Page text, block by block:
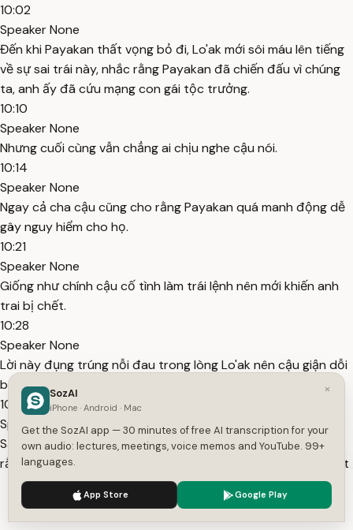
10:02
Speaker None
Đến khi Payakan thất vọng bỏ đi, Lo'ak mới sôi máu lên tiếng
về sự sai trái này, nhắc rằng Payakan đã chiến đấu vì chúng
ta, anh ấy đã cứu mạng con gái tộc trưởng.
10:10
Speaker None
Nhưng cuối cùng vẫn chẳng ai chịu nghe cậu nói.
10:14
Speaker None
Ngay cả cha cậu cũng cho rằng Payakan quá manh động dễ
gây nguy hiểm cho họ.
10:21
Speaker None
Giống như chính cậu cố tình làm trái lệnh nên mới khiến anh
trai bị chết.
10:28
Speaker None
Lời này đụng trúng nỗi đau trong lòng Lo'ak nên cậu giận dỗi
bỏ đi.
10:32
Speaker None
Sau đó vợ chồng Jake lại cãi nhau vì chuyện này, Neytiri cho
rằng anh quá khắc nghiệt với Lo'ak và sợ sẽ lại mất thêm một
đứa con nữa.
10:38
Speaker None
We use cookies to enhance your experience.
×
SozAI
iPhone · Android · Mac
Get the SozAI app — 30 minutes of free AI transcription for your
own audio: lectures, meetings, voice memos and YouTube. 99+
languages.
App Store Google Play